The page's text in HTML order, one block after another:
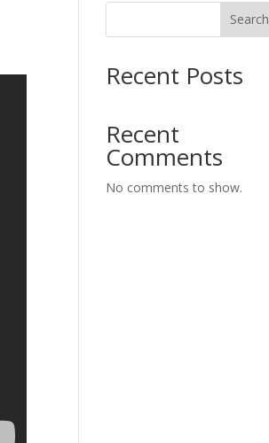
Search
Recent Posts
Recent
Comments
No comments to show.